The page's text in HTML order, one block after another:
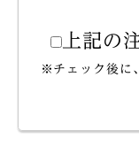
上記の
※チェック後に